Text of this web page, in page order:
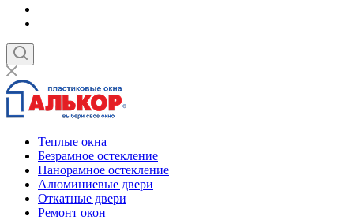
Теплые окна
Безрамное остекление
Панорамное остекление
Алюминиевые двери
Откатные двери
Ремонт окон